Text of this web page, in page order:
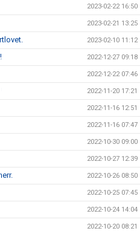
2023-02-22 16:50
2023-02-21 13:25
2023-02-10 11:12
2022-12-27 09:18
2022-12-22 07:46
2022-11-20 17:21
2022-11-16 12:51
2022-11-16 07:47
2022-10-30 09:00
2022-10-27 12:39
2022-10-26 08:50
2022-10-25 07:45
2022-10-24 14:04
2022-10-20 08:21